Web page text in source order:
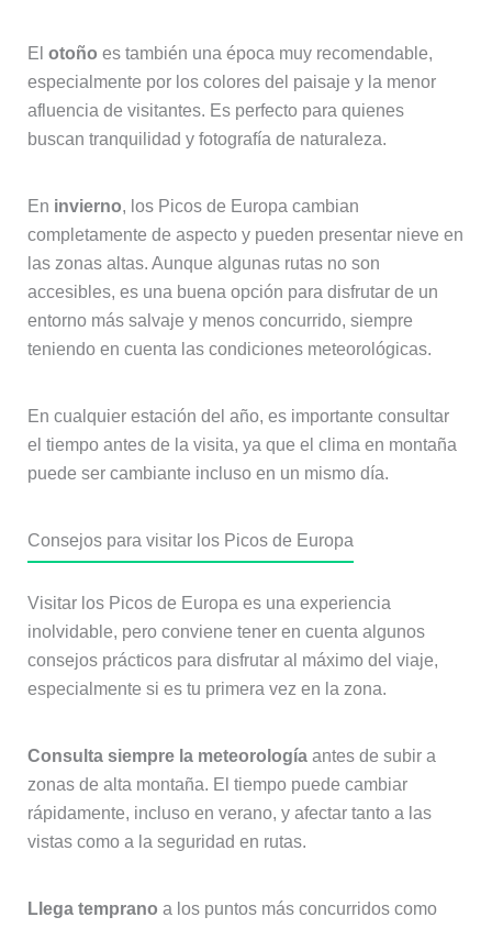
El otoño es también una época muy recomendable,
especialmente por los colores del paisaje y la menor
afluencia de visitantes. Es perfecto para quienes
buscan tranquilidad y fotografía de naturaleza.
En invierno, los Picos de Europa cambian
completamente de aspecto y pueden presentar nieve en
las zonas altas. Aunque algunas rutas no son
accesibles, es una buena opción para disfrutar de un
entorno más salvaje y menos concurrido, siempre
teniendo en cuenta las condiciones meteorológicas.
En cualquier estación del año, es importante consultar
el tiempo antes de la visita, ya que el clima en montaña
puede ser cambiante incluso en un mismo día.
Consejos para visitar los Picos de Europa
Visitar los Picos de Europa es una experiencia
inolvidable, pero conviene tener en cuenta algunos
consejos prácticos para disfrutar al máximo del viaje,
especialmente si es tu primera vez en la zona.
Consulta siempre la meteorologíaantes de subir a
zonas de alta montaña. El tiempo puede cambiar
rápidamente, incluso en verano, y afectar tanto a las
vistas como a la seguridad en rutas.
Llega temprano a los puntos más concurridos como